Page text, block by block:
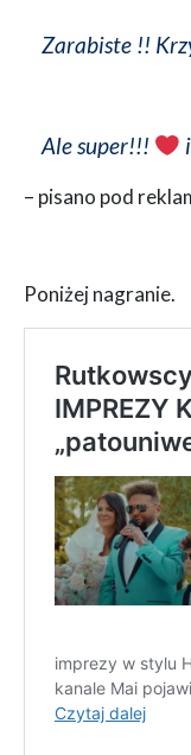
Zarabiste !!
Ale super!!!
– pisano pod
Poniżej nagranie.